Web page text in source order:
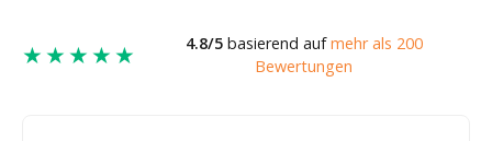
★★★★★ 4.8/5basierend aufmehr als 200
Bewertungen